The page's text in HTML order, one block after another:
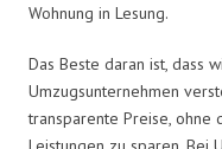
Wohnung in Lesung.
Das Beste daran ist, dass
Umzugsunternehmen
transparente Preise, ohne